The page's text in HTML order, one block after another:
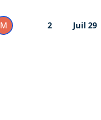
M 2 Juil 29